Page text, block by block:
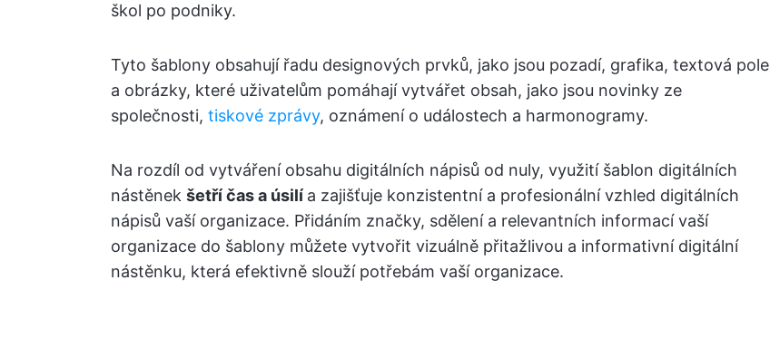
škol po podniky.
Tyto šablony obsahují řadu designových prvků, jako jsou pozadí, grafika, textová pole
a obrázky, které uživatelům pomáhají vytvářet obsah, jako jsou novinky ze
společnosti, tiskové zprávy, oznámení o událostech a harmonogramy.
Na rozdíl od vytváření obsahu digitálních nápisů od nuly, využití šablon digitálních
nástěnek šetří čas a úsilí a zajišťuje konzistentní a profesionální vzhled digitálních
nápisů vaší organizace. Přidáním značky, sdělení a relevantních informací vaší
organizace do šablony můžete vytvořit vizuálně přitažlivou a informativní digitální
nástěnku, která efektivně slouží potřebám vaší organizace.